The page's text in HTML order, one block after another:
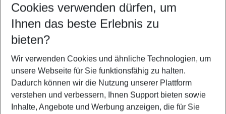
Customize your offer
Find the perfect deal which suits your best
Your departure airport
Any airport
Select your date range
09/08/26–07/08/27 5-8 nights
Who will travel
2 adults No children
Cookies verwenden dürfen, um
Ihnen das beste Erlebnis zu
bieten?
Wir verwenden Cookies und ähnliche Technologien, um
unsere Webseite für Sie funktionsfähig zu halten.
Dadurch können wir die Nutzung unserer Plattform
verstehen und verbessern, Ihnen Support bieten sowie
Inhalte, Angebote und Werbung anzeigen, die für Sie